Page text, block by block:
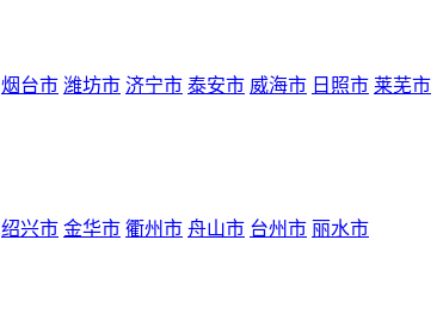
烟台市 潍坊市 济宁市 泰安市 威海市 日照市 莱芜市
绍兴市 金华市 衢州市 舟山市 台州市 丽水市